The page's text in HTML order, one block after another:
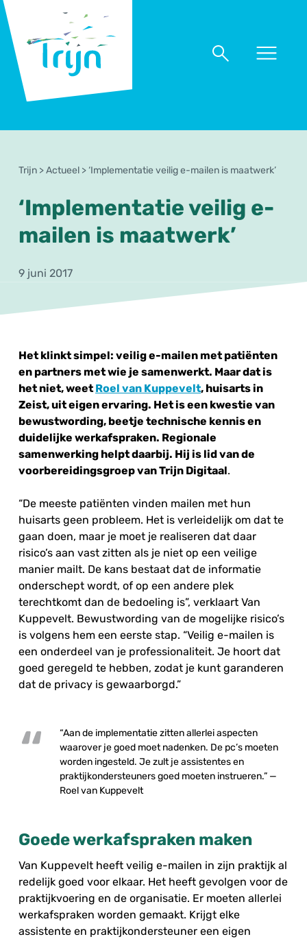
Trijn
Naar
Naar
Trijn >Actueel >‘Implementatie veilig e-mailen is maatwerk’
‘Implementatie veilig e-
mailen is maatwerk’
9 juni 2017
Het klinkt simpel: veilig e-mailen met patiënten
en partners met wie je samenwerkt. Maar dat is
het niet, weet Roel van Kuppevelt, huisarts in
Zeist, uit eigen ervaring. Het is een kwestie van
bewustwording, beetje technische kennis en
duidelijke werkafspraken. Regionale
samenwerking helpt daarbij. Hij is lid van de
voorbereidingsgroep van Trijn Digitaal.
“De meeste patiënten vinden mailen met hun
huisarts geen probleem. Het is verleidelijk om dat te
gaan doen, maar je moet je realiseren dat daar
risico’s aan vast zitten als je niet op een veilige
manier mailt. De kans bestaat dat de informatie
onderschept wordt, of op een andere plek
terechtkomt dan de bedoeling is”, verklaart Van
Kuppevelt. Bewustwording van de mogelijke risico’s
is volgens hem een eerste stap. “Veilig e-mailen is
een onderdeel van je professionaliteit. Je hoort dat
goed geregeld te hebben, zodat je kunt garanderen
dat de privacy is gewaarborgd.”
“Aan de implementatie zitten allerlei aspecten
waarover je goed moet nadenken. De pc’s moeten
worden ingesteld. Je zult je assistentes en
praktijkondersteuners goed moeten instrueren.” —
Roel van Kuppevelt
Goede werkafspraken maken
Van Kuppevelt heeft veilig e-mailen in zijn praktijk al
redelijk goed voor elkaar. Het heeft gevolgen voor de
praktijkvoering en de organisatie. Er moeten allerlei
werkafspraken worden gemaakt. Krijgt elke
assistente en praktijkondersteuner een eigen